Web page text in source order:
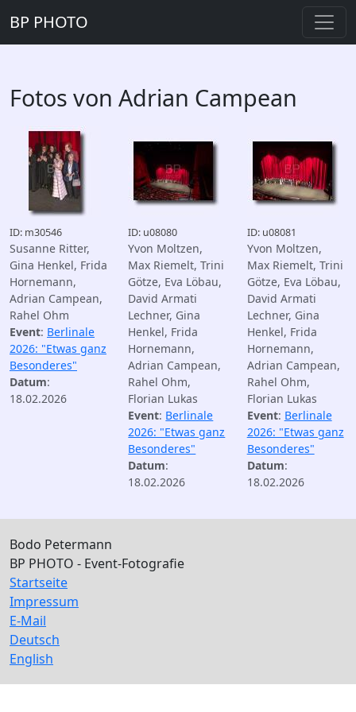
BP PHOTO
Fotos von Adrian Campean
ID: m30546
Susanne Ritter,
Gina Henkel, Frida
Hornemann,
Adrian Campean,
Rahel Ohm
Event: Berlinale
2026: "Etwas ganz
Besonderes"
Datum:
18.02.2026
ID: u08080
Yvon Moltzen,
Max Riemelt, Trini
Götze, Eva Löbau,
David Armati
Lechner, Gina
Henkel, Frida
Hornemann,
Adrian Campean,
Rahel Ohm,
Florian Lukas
Event: Berlinale
2026: "Etwas ganz
Besonderes"
Datum:
18.02.2026
ID: u08081
Yvon Moltzen,
Max Riemelt, Trini
Götze, Eva Löbau,
David Armati
Lechner, Gina
Henkel, Frida
Hornemann,
Adrian Campean,
Rahel Ohm,
Florian Lukas
Event: Berlinale
2026: "Etwas ganz
Besonderes"
Datum:
18.02.2026
Bodo Petermann
BP PHOTO - Event-Fotografie
Startseite
Impressum
E-Mail
Deutsch
English